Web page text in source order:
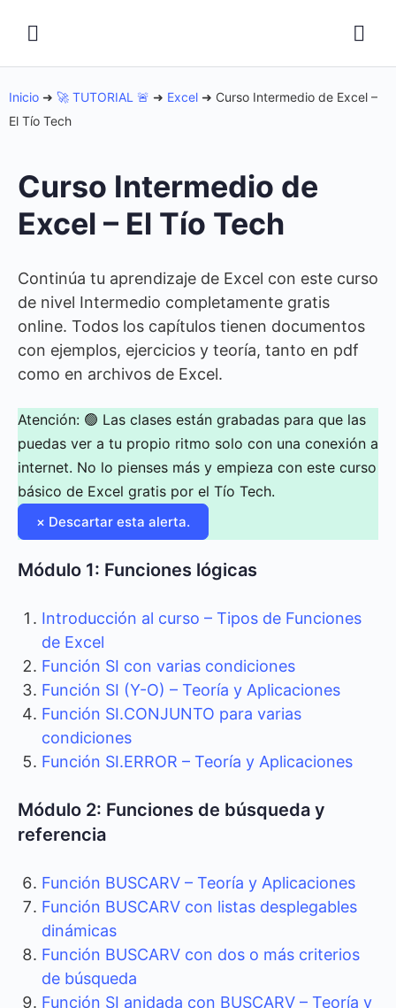
Inicio ➜ 🚀 TUTORIAL 🚨 ➜ Excel ➜ Curso Intermedio de Excel –
El Tío Tech
Curso Intermedio de
Excel – El Tío Tech
Continúa tu aprendizaje de Excel con este curso
de nivel Intermedio completamente gratis
online. Todos los capítulos tienen documentos
con ejemplos, ejercicios y teoría, tanto en pdf
como en archivos de Excel.
Atención: 🟢 Las clases están grabadas para que las
puedas ver a tu propio ritmo solo con una conexión a
internet. No lo pienses más y empieza con este curso
básico de Excel gratis por el Tío Tech.
× Descartar esta alerta.
Módulo 1: Funciones lógicas
Introducción al curso – Tipos de Funciones
de Excel
Función SI con varias condiciones
Función SI (Y-O) – Teoría y Aplicaciones
Función SI.CONJUNTO para varias
condiciones
Función SI.ERROR – Teoría y Aplicaciones
Módulo 2: Funciones de búsqueda y
referencia
Función BUSCARV – Teoría y Aplicaciones
Función BUSCARV con listas desplegables
dinámicas
Función BUSCARV con dos o más criterios
de búsqueda
Función SI anidada con BUSCARV – Teoría y